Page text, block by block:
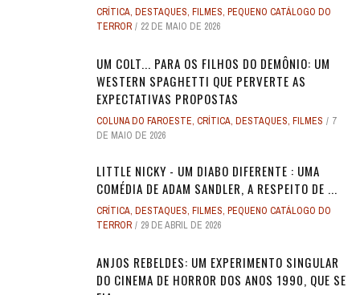
CRÍTICA, DESTAQUES, FILMES, PEQUENO CATÁLOGO DO
TERROR
22 DE MAIO DE 2026
UM COLT... PARA OS FILHOS DO DEMÔNIO: UM
WESTERN SPAGHETTI QUE PERVERTE AS
EXPECTATIVAS PROPOSTAS
COLUNA DO FAROESTE, CRÍTICA, DESTAQUES, FILMES
7
DE MAIO DE 2026
LITTLE NICKY - UM DIABO DIFERENTE : UMA
COMÉDIA DE ADAM SANDLER, A RESPEITO DE ...
CRÍTICA, DESTAQUES, FILMES, PEQUENO CATÁLOGO DO
TERROR
29 DE ABRIL DE 2026
ANJOS REBELDES: UM EXPERIMENTO SINGULAR
DO CINEMA DE HORROR DOS ANOS 1990, QUE SE